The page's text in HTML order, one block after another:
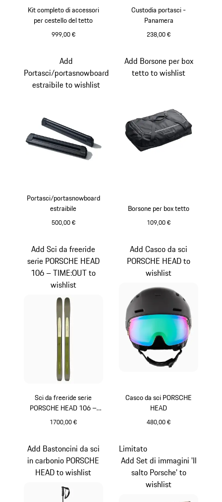
Kit completo di accessori
per cestello del tetto
999,00 €
Custodia portasci -
Panamera
238,00 €
Portasci/portasnowboard
estraibile
500,00 €
Add
Portasci/portasnowboard
estraibile to wishlist
Borsone per box tetto
109,00 €
Add Borsone per box
tetto to wishlist
Sci da freeride serie
PORSCHE HEAD 106 –
TIME:OUT
1700,00 €
Add Sci da freeride
serie PORSCHE HEAD
106 – TIME:OUT to
wishlist
Casco da sci PORSCHE
HEAD
480,00 €
Add Casco da sci
PORSCHE HEAD to
wishlist
Add Bastoncini da sci
in carbonio PORSCHE
HEAD to wishlist
Limitato
Add Set di immagini 'Il
salto Porsche' to
wishlist